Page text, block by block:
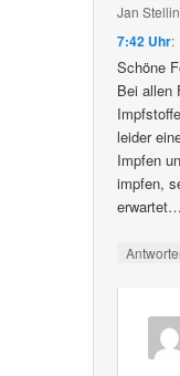
Jan
7:42 Uhr:
Schöne
Bei allen
leider
Impfen
impfen,
erwartet…